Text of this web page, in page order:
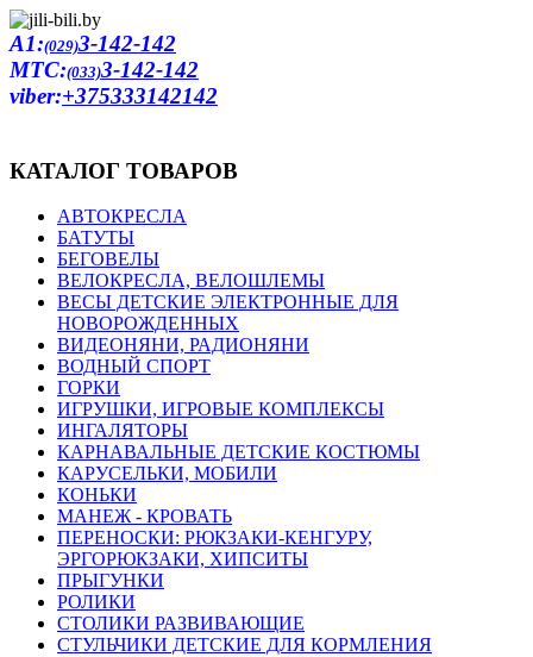
A1:(029)3-142-142
MTC:(033)3-142-142
viber:+375333142142
КАТАЛОГ ТОВАРОВ
АВТОКРЕСЛА
БАТУТЫ
БЕГОВЕЛЫ
ВЕЛОКРЕСЛА, ВЕЛОШЛЕМЫ
ВЕСЫ ДЕТСКИЕ ЭЛЕКТРОННЫЕ ДЛЯ
НОВОРОЖДЕННЫХ
ВИДЕОНЯНИ, РАДИОНЯНИ
ВОДНЫЙ СПОРТ
ГОРКИ
ИГРУШКИ, ИГРОВЫЕ КОМПЛЕКСЫ
ИНГАЛЯТОРЫ
КАРНАВАЛЬНЫЕ ДЕТСКИЕ КОСТЮМЫ
КАРУСЕЛЬКИ, МОБИЛИ
КОНЬКИ
МАНЕЖ - КРОВАТЬ
ПЕРЕНОСКИ: РЮКЗАКИ-КЕНГУРУ,
ЭРГОРЮКЗАКИ, ХИПСИТЫ
ПРЫГУНКИ
РОЛИКИ
СТОЛИКИ РАЗВИВАЮЩИЕ
СТУЛЬЧИКИ ДЕТСКИЕ ДЛЯ КОРМЛЕНИЯ